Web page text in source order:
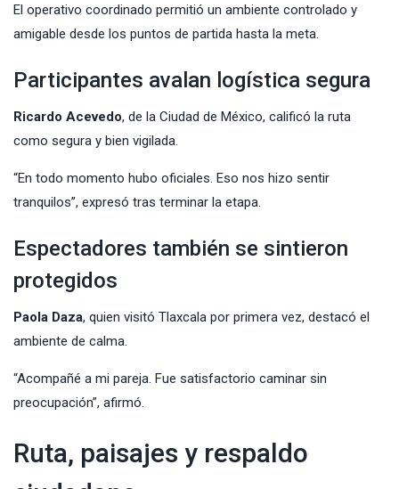
El operativo coordinado permitió un ambiente controlado y
amigable desde los puntos de partida hasta la meta.
Participantes avalan logística segura
Ricardo Acevedo, de la Ciudad de México, calificó la ruta
como segura y bien vigilada.
“En todo momento hubo oficiales. Eso nos hizo sentir
tranquilos”, expresó tras terminar la etapa.
Espectadores también se sintieron
protegidos
Paola Daza, quien visitó Tlaxcala por primera vez, destacó el
ambiente de calma.
“Acompañé a mi pareja. Fue satisfactorio caminar sin
preocupación”, afirmó.
Ruta, paisajes y respaldo